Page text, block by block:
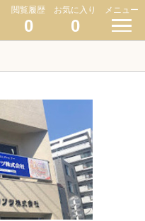
閲覧履歴
0
お気に入り
0
メニュー